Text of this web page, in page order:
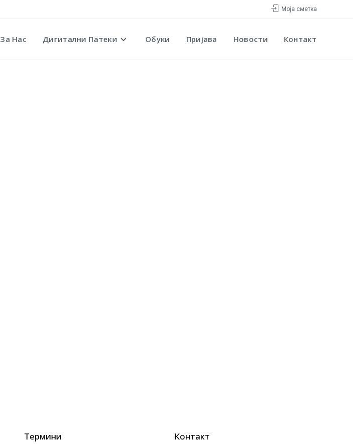
Моја сметка
За Нас Дигитални Патеки Обуки Пријава Новости Контакт
Термини Контакт